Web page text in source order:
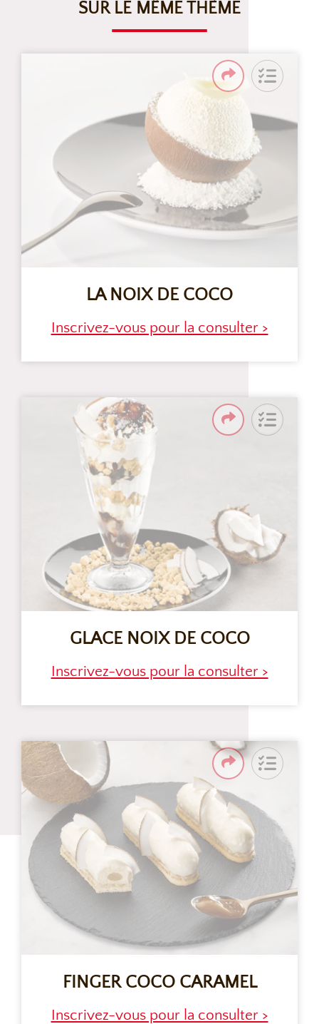
SUR LE MÊME THÈME
LA NOIX DE COCO
Inscrivez-vous pour la consulter >
GLACE NOIX DE COCO
Inscrivez-vous pour la consulter >
FINGER COCO CARAMEL
Inscrivez-vous pour la consulter >